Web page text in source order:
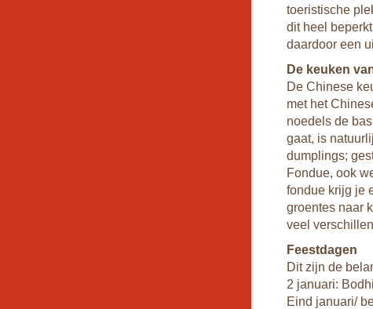
toeristische
dit heel
daardoor een
De keuken
De Chinese
met het
noedels de
gaat, is
dumplings;
Fondue, ook
fondue krijg je
groentes naar
veel
Feestdagen
Dit zijn de
2 januari:
Eind januari/